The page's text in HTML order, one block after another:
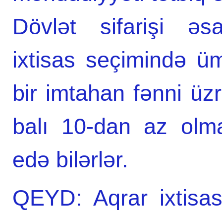
Dövlət sifarişi
ixtisas seçimində
bir imtahan fənni
balı 10-dan az
edə bilərlər.
QEYD: Aqrar